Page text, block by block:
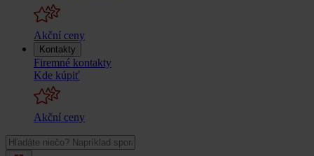
Akční ceny
Kontakty
Firemné kontakty
Kde kúpiť
Akční ceny